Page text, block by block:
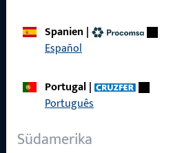
Spanien |
Español
Portugal|
Português
Südamerika
Schnelleinstieg